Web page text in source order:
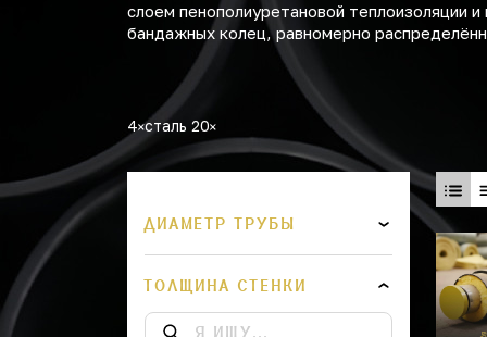
слоем пенополиуретановой теплоизоляции
бандажных колец, равномерно
4 сталь 20
ДИАМЕТР ТРУБЫ
ТОЛЩИНА СТЕНКИ